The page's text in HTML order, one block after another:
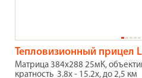
Тепловизионный прицел
Матрица 384x288 25мК,
кратность 3.8x - 15.2x, до 2,5 км